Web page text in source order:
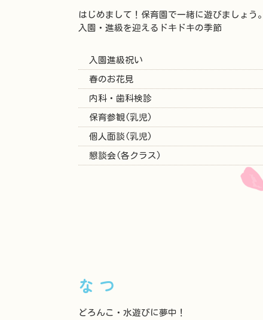
はじめまして！保育園で一緒に遊びましょう。
入園・進級を迎えるドキドキの季節
入園進級祝い
春のお花見
内科・歯科検診
保育参観(乳児)
個人面談(乳児)
懇談会(各クラス)
なつ
どろんこ・水遊びに夢中！